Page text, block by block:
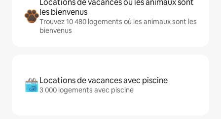
Locations de vacances où les animaux sont
les bienvenus
Trouvez 10 480 logements où les animaux sont les
bienvenus
Locations de vacances avec piscine
3 000 logements avec piscine